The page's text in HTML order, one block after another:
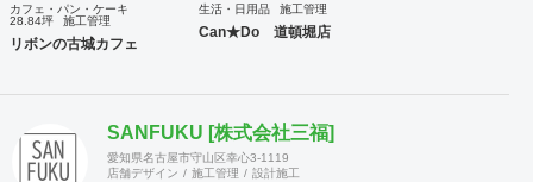
カフェ・パン・ケーキ
28.84坪
施工管理
リボンの古城カフェ
生活・日用品 施工管理
Can★Do 道頓堀店
SANFUKU [株式会社三福]
愛知県名古屋市守山区幸心3-1119
店舗デザイン
施工管理 設計施工